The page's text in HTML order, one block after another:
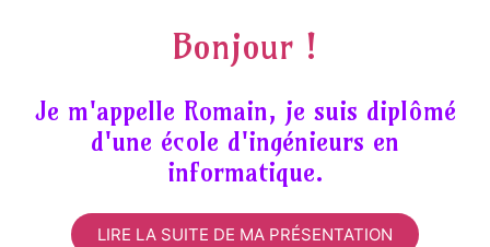
Bonjour !
Je m'appelle Romain, je suis diplômé
d'une école d'ingénieurs en
informatique.
LIRE LA SUITE DE MA PRÉSENTATION